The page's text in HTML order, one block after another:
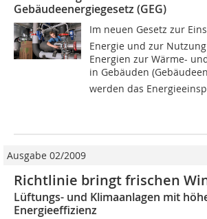
Gebäudeenergiegesetz (GEG)
Im neuen Gesetz zur
Energie und zur
Energien zur Wärme-
in Gebäuden
werden das
Ausgabe 02/2009
Richtlinie bringt frischen
Lüftungs- und Klimaanlagen mit
Energieeffizienz